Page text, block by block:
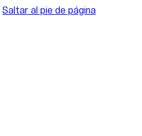
Saltar al pie de página